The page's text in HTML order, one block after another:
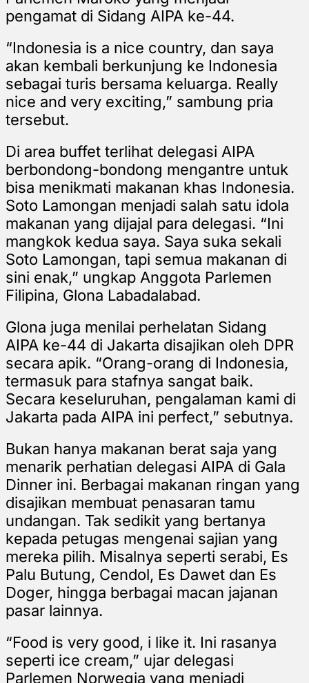
pengamat di Sidang AIPA ke-44.
“Indonesia is a nice country, dan saya
akan kembali berkunjung ke Indonesia
sebagai turis bersama keluarga. Really
nice and very exciting,” sambung pria
tersebut.
Di area buffet terlihat delegasi AIPA
berbondong-bondong mengantre untuk
bisa menikmati makanan khas Indonesia.
Soto Lamongan menjadi salah satu idola
makanan yang dijajal para delegasi. “Ini
mangkok kedua saya. Saya suka sekali
Soto Lamongan, tapi semua makanan di
sini enak,” ungkap Anggota Parlemen
Filipina, Glona Labadalabad.
Glona juga menilai perhelatan Sidang
AIPA ke-44 di Jakarta disajikan oleh DPR
secara apik. “Orang-orang di Indonesia,
termasuk para stafnya sangat baik.
Secara keseluruhan, pengalaman kami di
Jakarta pada AIPA ini perfect,” sebutnya.
Bukan hanya makanan berat saja yang
menarik perhatian delegasi AIPA di Gala
Dinner ini. Berbagai makanan ringan yang
disajikan membuat penasaran tamu
undangan. Tak sedikit yang bertanya
kepada petugas mengenai sajian yang
mereka pilih. Misalnya seperti serabi, Es
Palu Butung, Cendol, Es Dawet dan Es
Doger, hingga berbagai macan jajanan
pasar lainnya.
“Food is very good, i like it. Ini rasanya
seperti ice cream,” ujar delegasi
Parlemen Norwegia yang menjadi